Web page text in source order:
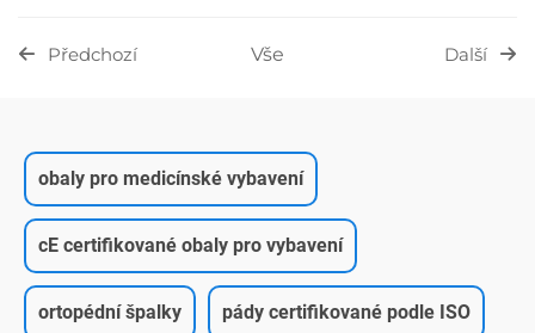
Předchozí Vše Další
obaly pro medicínské vybavení
cE certifikované obaly pro vybavení
ortopédní špalky pády certifikované podle ISO